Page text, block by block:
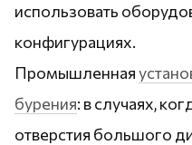
использовать
конфигурациях.
Промышленная
бурения: в случаях,
отверстия большого